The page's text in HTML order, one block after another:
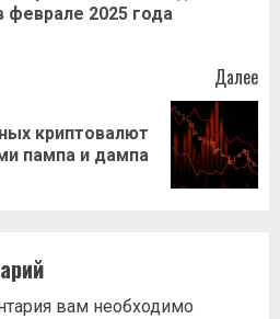
феврале 2025 года
Далее
криптовалют
пампа и дампа
вам необходимо